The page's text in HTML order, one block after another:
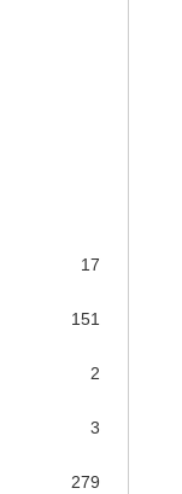
17
151
2
3
279